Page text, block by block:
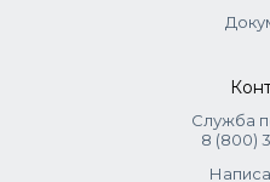
Служба
8 (800)